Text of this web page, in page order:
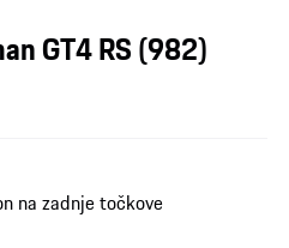
GT4 RS(982)
na zadnje točkove